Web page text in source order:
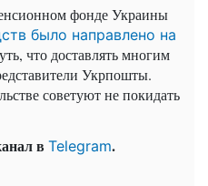
фонде Украины
было направлено на
что доставлять многим
Укрпошты.
советуют не покидать
в Telegram.